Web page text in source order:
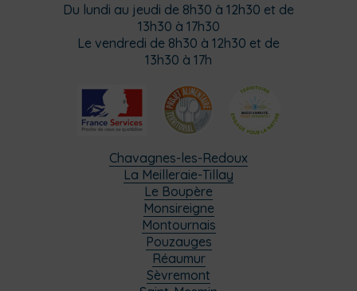
Du lundi au jeudi de 8h30 à 12h30 et de
13h30 à 17h30
Le vendredi de 8h30 à 12h30 et de
13h30 à 17h
Chavagnes-les-Redoux
La Meilleraie-Tillay
Le Boupère
Monsireigne
Montournais
Pouzauges
Réaumur
Sèvremont